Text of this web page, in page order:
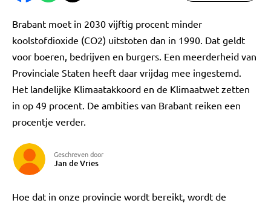
Brabant moet in 2030 vijftig procent minder
koolstofdioxide (CO2) uitstoten dan in 1990. Dat geldt
voor boeren, bedrijven en burgers. Een meerderheid van
Provinciale Staten heeft daar vrijdag mee ingestemd.
Het landelijke Klimaatakkoord en de Klimaatwet zetten
in op 49 procent. De ambities van Brabant reiken een
procentje verder.
Geschreven door
Jan de Vries
Hoe dat in onze provincie wordt bereikt, wordt de